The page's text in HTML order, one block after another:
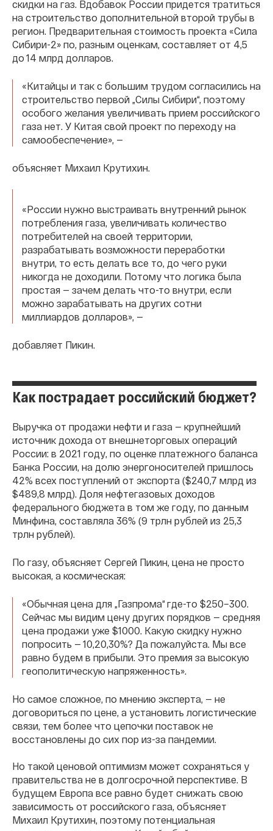
скидки на газ. Вдобавок России придется тратиться
на строительство дополнительной второй трубы в
регион. Предварительная стоимость проекта «Сила
Сибири-2» по, разным оценкам, составляет от 4,5
до 14 млрд долларов.
«Китайцы и так с большим трудом согласились на
строительство первой „Силы Сибири“, поэтому
особого желания увеличивать прием российского
газа нет. У Китая свой проект по переходу на
самообеспечение», —
объясняет Михаил Крутихин.
«России нужно выстраивать внутренний рынок
потребления газа, увеличивать количество
потребителей на своей территории,
разрабатывать возможности переработки
внутри, то есть делать все то, до чего руки
никогда не доходили. Потому что логика была
простая — зачем делать что-то внутри, если
можно зарабатывать на других сотни
миллиардов долларов», —
добавляет Пикин.
Как пострадает российский бюджет?
Выручка от продажи нефти и газа — крупнейший
источник дохода от внешнеторговых операций
России: в 2021 году, по оценке платежного баланса
Банка России, на долю энергоносителей пришлось
42% всех поступлений от экспорта ($240,7 млрд из
$489,8 млрд). Доля нефтегазовых доходов
федерального бюджета в том же году, по данным
Минфина, составляла 36% (9 трлн рублей из 25,3
трлн рублей).
По газу, объясняет Сергей Пикин, цена не просто
высокая, а космическая:
«Обычная цена для „Газпрома“ где-то $250–300.
Сейчас мы видим цену других порядков — средняя
цена продажи уже $1000. Какую скидку нужно
попросить — 10,20,30%? Да пожалуйста. Мы все
равно будем в прибыли. Это премия за высокую
геополитическую напряженность».
Но самое сложное, по мнению эксперта, — не
договориться по цене, а установить логистические
связи, тем более что цепочки поставок не
восстановлены до сих пор из-за пандемии.
Но такой ценовой оптимизм может сохраняться у
правительства не в долгосрочной перспективе. В
будущем Европа все равно будет снижать свою
зависимость от российского газа, объясняет
Михаил Крутихин, поэтому потенциальная